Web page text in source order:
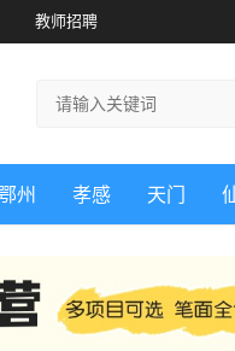
教师招聘
州 孝感 天门